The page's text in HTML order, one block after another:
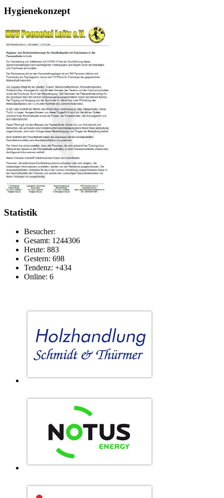
Hygienekonzept
Statistik
Besucher:
Gesamt: 1244306
Heute: 883
Gestern: 698
Tendenz: +434
Online: 6